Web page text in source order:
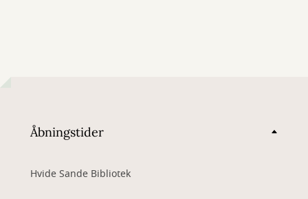
Åbningstider
Hvide Sande Bibliotek